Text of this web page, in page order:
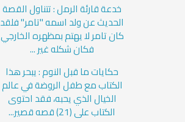
خدعة قارئة الرمل : تتناول القصة
الحديث عن ولد اسمه "تامر" فلقد
كان تامر لا يهتم بمظهره الخارجي
فكان شكله غير ...
حكايات ما قبل النوم : يبحر هذا
الكتاب مع طفل الروضة في عالم
الخيال الذي يحبه، فقد احتوى
الكتاب على (21) قصه قصير...